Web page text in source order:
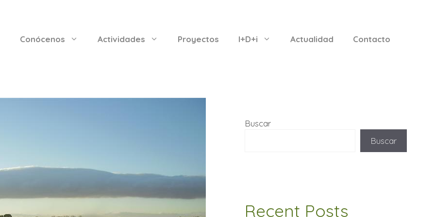
Conócenos
Actividades Proyectos I+D+i Actualidad Contacto
Buscar
Buscar
Recent Posts